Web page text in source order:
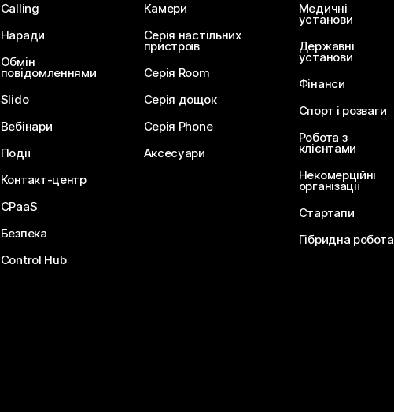
Calling
Наради
Обмін
повідомленнями
Slido
Вебінари
Події
Контакт-центр
CPaaS
Безпека
Control Hub
Камери
Серія настільних
пристроїв
Серія Room
Серія дощок
Серія Phone
Аксесуари
Медичні
установи
Державні
установи
Фінанси
Спорт і розваги
Робота з
клієнтами
Некомерційні
організації
Стартапи
Гібридна робота